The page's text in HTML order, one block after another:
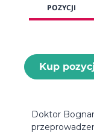
POZYCJI
Kup
Doktor